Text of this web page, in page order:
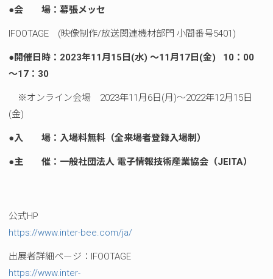
●会 場：幕張メッセ
IFOOTAGE (映像制作/放送関連機材部門 小間番号5401)
● 開催日時：2023年11月15日(水) ～11月17日(金) 10：00
～17：30
※オンライン会場 2023年11月6日(月)～2022年12月15日
(金)
●入 場：入場料無料（全来場者登録入場制）
●主 催：一般社団法人 電子情報技術産業協会（JEITA）
公式HP
https://www.inter-bee.com/ja/
出展者詳細ページ：IFOOTAGE
https://www.inter-